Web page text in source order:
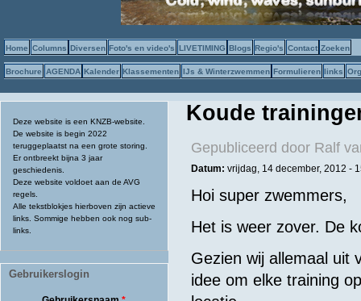
Home Columns Diversen Foto's en video's LIVETIMING Blogs Regio's Contact Zoeken
Brochure AGENDA Kalender Klassementen IJs & Winterzwemmen Formulieren links
Deze website is een KNZB-website.
De website is begin 2022
teruggeplaatst na een grote storing.
Er ontbreekt bijna 3 jaar
geschiedenis.
Deze website voldoet aan de AVG
regels.
Alle tekstblokjes hierboven zijn actieve
links. Sommige hebben ook nog sub-
links.
Gebruikerslogin
Koude
Gepubliceerd door Ralf
Datum: vrijdag, 14 december, 2012 -
Hoi super zwemmers,
Het is weer zover. De
Gezien wij allemaal uit
idee om elke training